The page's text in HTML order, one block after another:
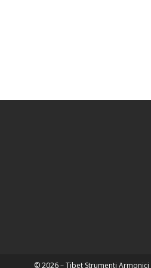
© 2026 – Tibet Strumenti Armonici